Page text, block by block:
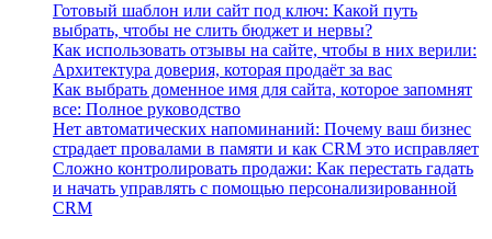
Готовый шаблон или сайт под ключ: Какой путь
выбрать, чтобы не слить бюджет и нервы?
Как использовать отзывы на сайте, чтобы в них верили:
Архитектура доверия, которая продаёт за вас
Как выбрать доменное имя для сайта, которое запомнят
все: Полное руководство
Нет автоматических напоминаний: Почему ваш бизнес
страдает провалами в памяти и как CRM это исправляет
Сложно контролировать продажи: Как перестать гадать
и начать управлять с помощью персонализированной
CRM